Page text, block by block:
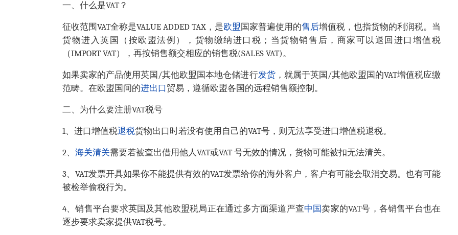
一、什么是VAT？
征收范围VAT全称是VALUE ADDED TAX，是欧盟 国家普遍使用的售后增值税，也指货物的利润税。当
货物进入英国（按欧盟法例），货物缴纳进口税；当货物销售后，商家可以退回进口增值税
（IMPORT VAT），再按销售额交相应的销售税(SALES VAT)。
如果卖家的产品使用英国/其他欧盟国本地仓储进行发货，就属于英国/其他欧盟国的VAT增值税应缴
范畴。在欧盟国间的进出口 贸易，遵循欧盟各国的远程销售额控制。
二、为什么要注册VAT税号
1、进口增值税退税货物出口时若没有使用自己的VAT号，则无法享受进口增值税退税。
2、 海关清关需要若被查出借用他人VAT或VAT 号无效的情况，货物可能被扣无法清关。
3、VAT发票开具如果你不能提供有效的VAT发票给你的海外客户，客户有可能会取消交易。也有可能
被检举偷税行为。
4、销售平台要求英国及其他欧盟税局正在通过多方面渠道严查中国卖家的VAT号，各销售平台也在
逐步要求卖家提供VAT税号。